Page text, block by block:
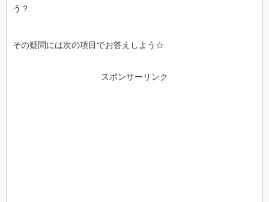
う？
その疑問には次の項目でお答えしよう☆
スポンサーリンク